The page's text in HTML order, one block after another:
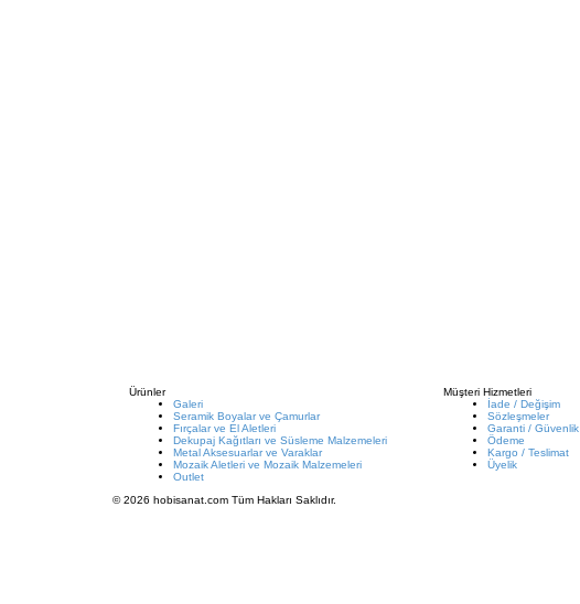
Ürünler
Galeri
Seramik Boyalar ve Çamurlar
Fırçalar ve El Aletleri
Dekupaj Kağıtları ve Süsleme Malzemeleri
Metal Aksesuarlar ve Varaklar
Mozaik Aletleri ve Mozaik Malzemeleri
Outlet
Müşteri Hizmetleri
İade / Değişim
Sözleşmeler
Garanti / Güvenlik
Ödeme
Kargo / Teslimat
Üyelik
© 2026 hobisanat.com Tüm Hakları Saklıdır.